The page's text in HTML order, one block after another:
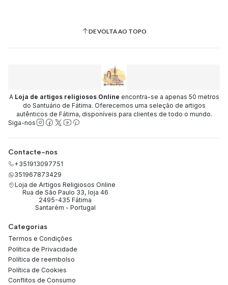
DE VOLTA AO TOPO
A Loja de artigos religiosos Online encontra-se a apenas 50 metros
do Santuário de Fátima. Oferecemos uma seleção de artigos
autênticos de Fátima, disponíveis para clientes de todo o mundo.
Siga-nos
Contacte-nos
+351913097751
351967873429
Loja de Artigos Religiosos Online
Rua de São Paulo 33, loja 46
2495-435 Fátima
Santarém - Portugal
Categorias
Termos e Condições
Política de Privacidade
Política de reembolso
Política de Cookies
Conflitos de Consumo